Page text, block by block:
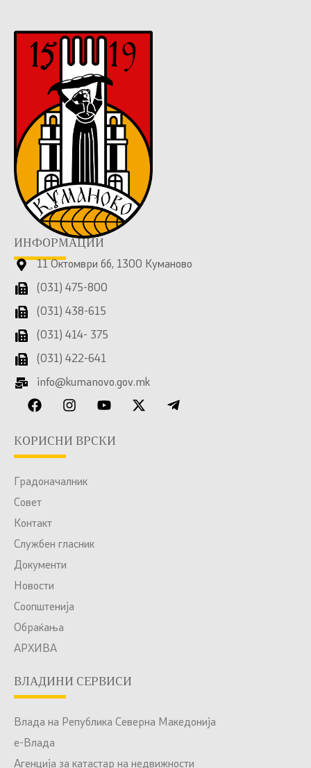
ИНФОРМАЦИИ
11 Октомври бб, 1300 Куманово
(031) 475-800
(031) 438-615
(031) 414- 375
(031) 422-641
info@kumanovo.gov.mk
КОРИСНИ ВРСКИ
Градоначалник
Совет
Контакт
Службен гласник
Документи
Новости
Соопштенија
Обраќања
АРХИВА
ВЛАДИНИ СЕРВИСИ
Влада на Република Северна Македонија
е-Влада
Агенција за катастар на недвижности